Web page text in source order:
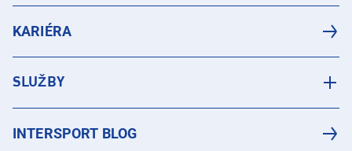
KARIÉRA
SLUŽBY
INTERSPORT BLOG